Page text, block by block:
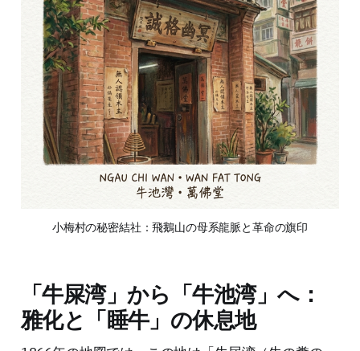
小梅村の秘密結社：飛鵝山の母系龍脈と革命の旗印
「牛屎湾」から「牛池湾」へ：
雅化と「睡牛」の休息地